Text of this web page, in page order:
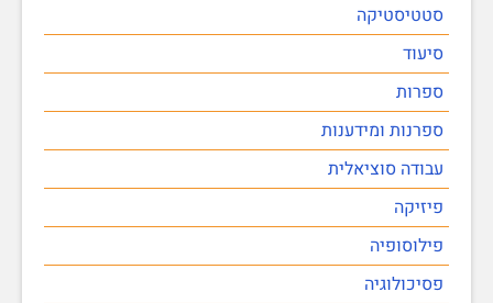
סטטיסטיקה
סיעוד
ספרות
ספרנות ומידענות
עבודה סוציאלית
פיזיקה
פילוסופיה
פסיכולוגיה